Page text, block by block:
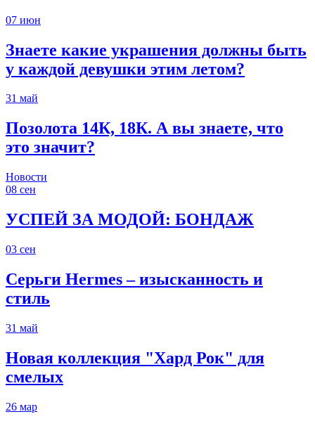
07 июн
Знаете какие украшения должны быть
у каждой девушки этим летом?
31 май
Позолота 14К, 18К. А вы знаете, что
это значит?
Новости
08 сен
УСПЕЙ ЗА МОДОЙ: БОНДАЖ
03 сен
Серьги Hermes – изысканность и
стиль
31 май
Новая коллекция "Хард Рок" для
смелых
26 мар